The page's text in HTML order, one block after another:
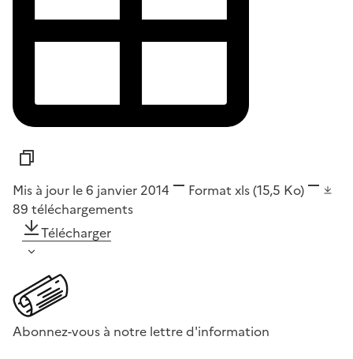
Mis à jour le 6 janvier 2014 Format xls(15,5 Ko)
89 téléchargements
Télécharger
Abonnez-vous à notre lettre d'information